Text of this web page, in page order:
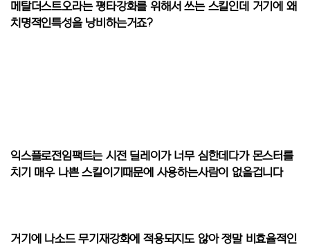
메탈더스트오라는 평타강화를 위해서 쓰는 스킬인데 거기에 왜
치명적인특성을 낭비하는거죠?
익스플로전임팩트는 시전 딜레이가 너무 심한데다가 몬스터를
치기 매우 나쁜 스킬이기때문에 사용하는사람이 없을겁니다
거기에 나소드 무기재강화에 적용되지도 않아 정말 비효율적인